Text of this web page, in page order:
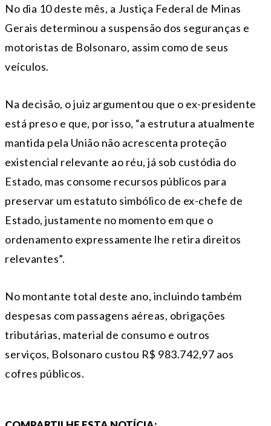
No dia 10 deste mês, a Justiça Federal de Minas
Gerais determinou a suspensão dos seguranças e
motoristas de Bolsonaro, assim como de seus
veículos.
Na decisão, o juiz argumentou que o ex-presidente
está preso e que, por isso, “a estrutura atualmente
mantida pela União não acrescenta proteção
existencial relevante ao réu, já sob custódia do
Estado, mas consome recursos públicos para
preservar um estatuto simbólico de ex-chefe de
Estado, justamente no momento em que o
ordenamento expressamente lhe retira direitos
relevantes”.
No montante total deste ano, incluindo também
despesas com passagens aéreas, obrigações
tributárias, material de consumo e outros
serviços, Bolsonaro custou R$ 983.742,97 aos
cofres públicos.